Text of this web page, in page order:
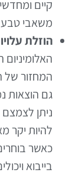
קיים
משאבי טבע
הוזלת
המחזור של
גם הוצאות
ניתן לצמצם
להיות יקר
כאשר
בייבוא